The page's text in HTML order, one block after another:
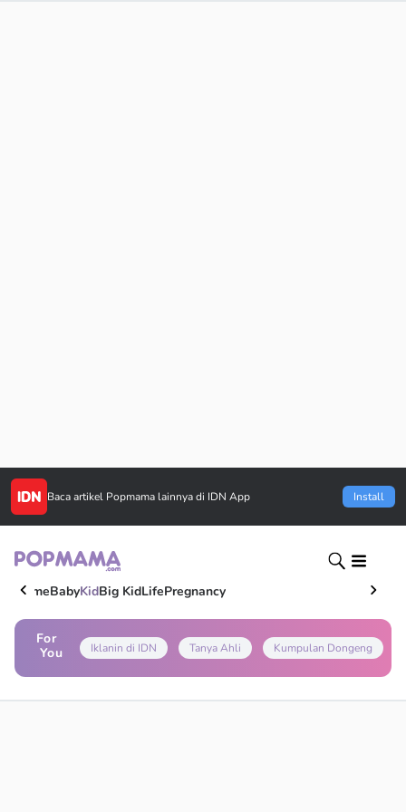
Baca artikel Popmama lainnya di IDN App Install
HomeBabyKidBig KidLifePregnancy
For
You
Iklanin di IDN Tanya Ahli Kumpulan Dongeng